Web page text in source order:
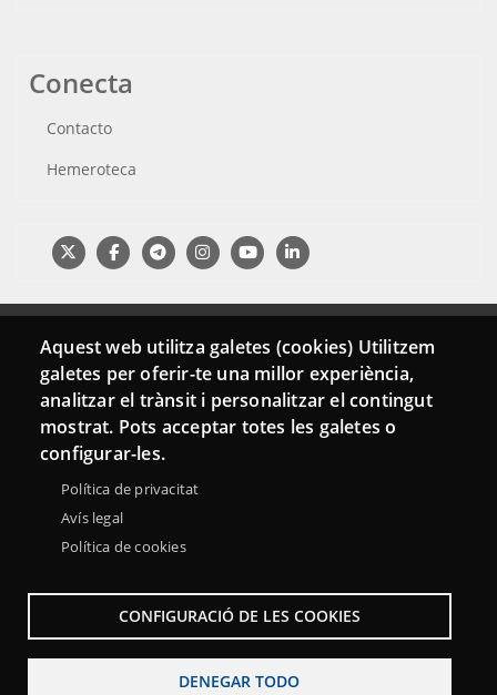
Conecta
Contacto
Hemeroteca
Aquest web utilitza galetes (cookies) Utilitzem
galetes per oferir-te una millor experiència,
analitzar el trànsit i personalitzar el contingut
mostrat. Pots acceptar totes les galetes o
configurar-les.
Política de privacitat
Avís legal
Política de cookies
CONFIGURACIÓ DE LES COOKIES
DENEGAR TODO
Menu
Footer
Sobre la Red Punt TIC